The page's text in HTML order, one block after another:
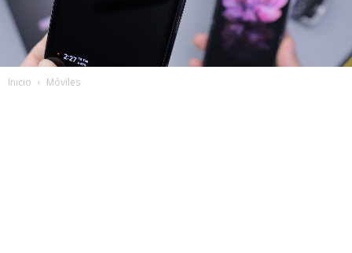
Inicio Móviles